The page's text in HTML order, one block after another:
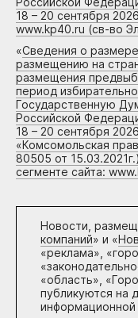
18 – 20 сентября
www.kp40.ru (св-во
«Сведения о
размещению на
размещения
период
Государственную
Российской
18 – 20 сентября
«Комсомольская
80505 от
сегменте сайта:
Новости,
компаний» и «
«реклама»,
«область»,
публикуются на
информационной